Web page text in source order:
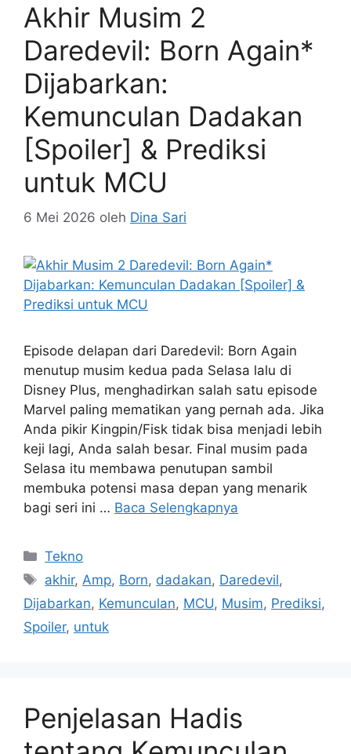
Akhir Musim 2
Daredevil: Born Again*
Dijabarkan:
Kemunculan Dadakan
[Spoiler] & Prediksi
untuk MCU
6 Mei 2026 oleh Dina Sari
Episode delapan dari Daredevil: Born Again
menutup musim kedua pada Selasa lalu di
Disney Plus, menghadirkan salah satu episode
Marvel paling mematikan yang pernah ada. Jika
Anda pikir Kingpin/Fisk tidak bisa menjadi lebih
keji lagi, Anda salah besar. Final musim pada
Selasa itu membawa penutupan sambil
membuka potensi masa depan yang menarik
bagi seri ini … Baca Selengkapnya
Kategori
Tekno
Tag
akhir, Amp, Born, dadakan, Daredevil,
Dijabarkan, Kemunculan, MCU, Musim, Prediksi,
Spoiler, untuk
Penjelasan Hadis